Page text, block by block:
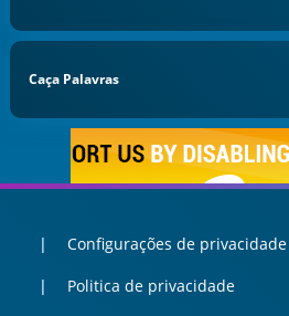
Caça Palavras
Configurações de privacidade
Politica de privacidade